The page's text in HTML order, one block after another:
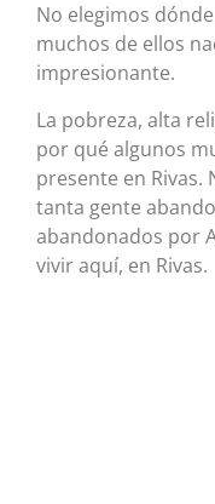
No elegimos
muchos de ellos
impresionante.
La pobreza, alta
por qué algunos
presente en
tanta gente
abandonados por
vivir aquí, en Rivas.